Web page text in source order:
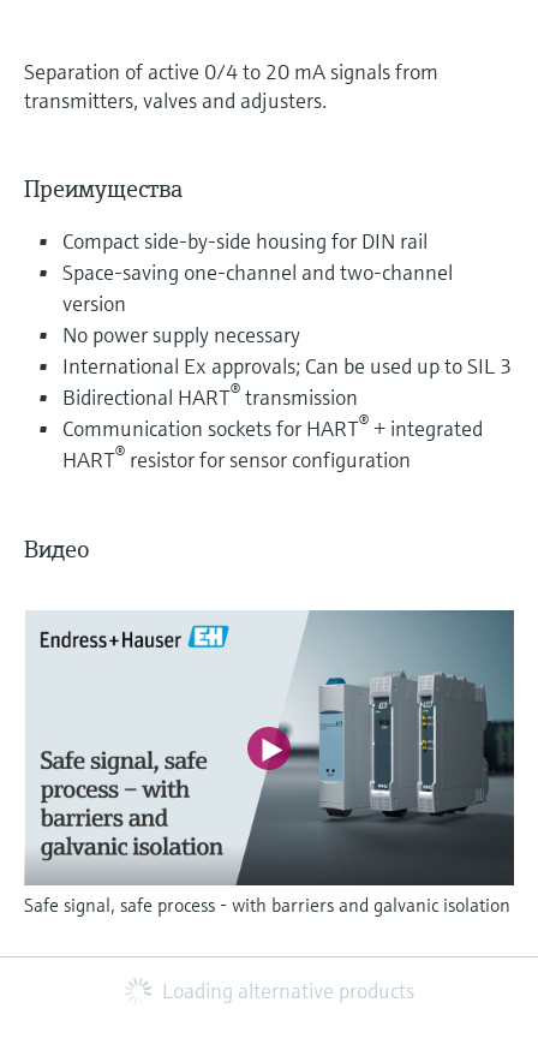
Separation of active 0/4 to 20 mA signals from
transmitters, valves and adjusters.
Преимущества
Compact side-by-side housing for DIN rail
Space-saving one-channel and two-channel
version
No power supply necessary
International Ex approvals; Can be used up to SIL 3
Bidirectional HART® transmission
Communication sockets for HART® + integrated
HART® resistor for sensor configuration
Видео
Safe signal, safe process - with barriers and galvanic isolation
Loading alternative products